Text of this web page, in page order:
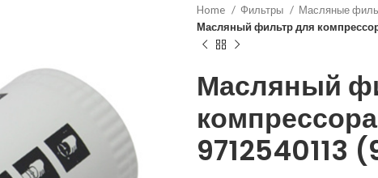
Home Фильтры
Масляные
Масляный фильтр для
Масляный
9712540113